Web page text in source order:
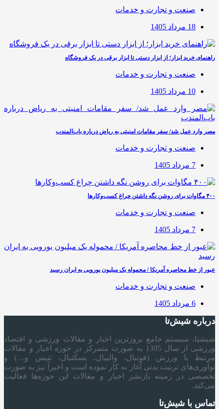
صنعت و تجارت و خدمات
18 مرداد 1405
راهنمای خرید ابزار؛ از ابزار دستی تا ابزار برقی در یک فروشگاه
صنعت و تجارت و خدمات
10 مرداد 1405
مصر وارد عمل شد/ سفر مقامات امنیتی به ریاض درباره باب‌المندب
صنعت و تجارت و خدمات
7 مرداد 1405
۴۰۰ مگاوات برای روشن نگه داشتن چراغ کسب‌وکار‌ها
صنعت و تجارت و خدمات
7 مرداد 1405
عبور از خط محاصره آمریکا / محموله یک میلیون یورویی به ایران رسید
صنعت و تجارت و خدمات
6 مرداد 1405
درباره شیش‌تا
شیشتا، سیستم جامع بروزترین اخبار و مقالات ورزشی و اقتصاد
ورزشی از سال 1395 به صورت متمرکز در حوزه اخبار و مقالات
مرتبط با ورزش (فوتبال، والیبال، بسکتبال، تنیس و…) و
نوآوری‌های تربیت بدنی آغاز به کار نموده است و اخیراً نیز به صورت
تخصصی در زمینه بازنشر اخبار و مقالات این حوزه‌ها فعالیت
می‌کند.
تماس با شیش‌تا